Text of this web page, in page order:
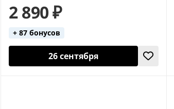
2 890 ₽
+ 87 бонусов
26 сентября